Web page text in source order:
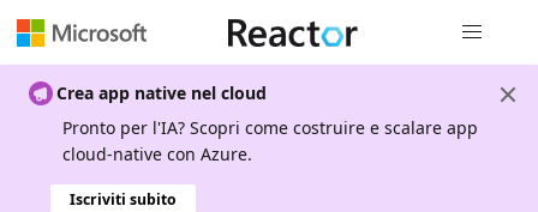
Crea app native nel cloud
Pronto per l'IA? Scopri come costruire e scalare app
cloud-native con Azure.
Iscriviti subito